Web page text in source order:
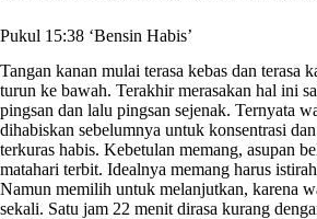
Pukul 15:38 ‘Bensin Habis’
Tangan kanan mulai terasa kebas dan terasa
turun ke bawah. Terakhir merasakan hal ini
pingsan dan lalu pingsan sejenak. Ternyata
dihabiskan sebelumnya untuk konsentrasi
terkuras habis. Kebetulan memang, asupan
matahari terbit. Idealnya memang harus
Namun memilih untuk melanjutkan, karena
sekali. Satu jam 22 menit dirasa kurang